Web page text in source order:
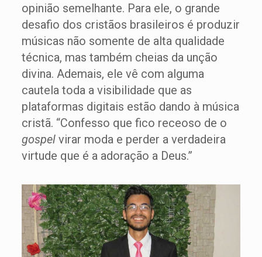
opinião semelhante. Para ele, o grande
desafio dos cristãos brasileiros é produzir
músicas não somente de alta qualidade
técnica, mas também cheias da unção
divina. Ademais, ele vê com alguma
cautela toda a visibilidade que as
plataformas digitais estão dando à música
cristã. “Confesso que fico receoso de o
gospelvirar moda e perder a verdadeira
virtude que é a adoração a Deus.”